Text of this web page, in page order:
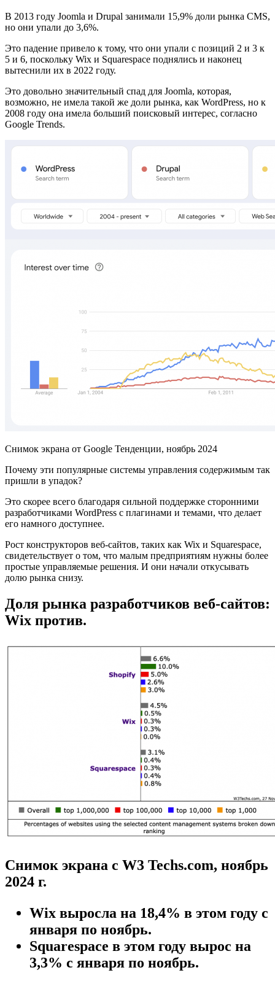
В 2013 году Joomla и Drupal занимали 15,9% доли рынка CMS,
но они упали до 3,6%.
Это падение привело к тому, что они упали с позиций 2 и 3 к
5 и 6, поскольку Wix и Squarespace поднялись и наконец
вытеснили их в 2022 году.
Это довольно значительный спад для Joomla, которая,
возможно, не имела такой же доли рынка, как WordPress, но к
2008 году она имела больший поисковый интерес, согласно
Google Trends.
Снимок экрана от Google Тенденции, ноябрь 2024
Почему эти популярные системы управления содержимым так
пришли в упадок?
Это скорее всего благодаря сильной поддержке сторонними
разработчиками WordPress с плагинами и темами, что делает
его намного доступнее.
Рост конструкторов веб-сайтов, таких как Wix и Squarespace,
свидетельствует о том, что малым предприятиям нужны более
простые управляемые решения. И они начали откусывать
долю рынка снизу.
Доля рынка разработчиков веб-сайтов:
Wix против.
Снимок экрана с W3 Techs.com, ноябрь
2024 г.
Wix выросла на 18,4% в этом году с
января по ноябрь.
Squarespace в этом году вырос на
3,3% с января по ноябрь.